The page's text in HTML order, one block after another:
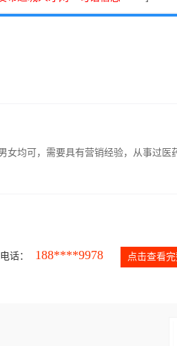
女均可，需要具有营销经验，从事过医
话： 188****9978 点击查看